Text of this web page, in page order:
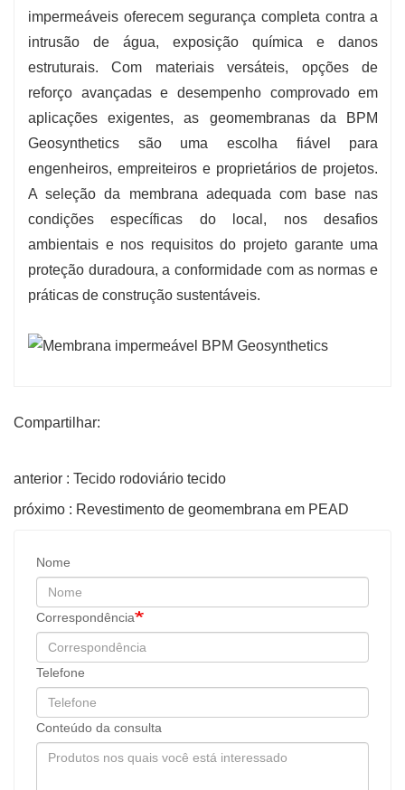
impermeáveis ​​oferecem segurança completa contra a
intrusão de água, exposição química e danos
estruturais. Com materiais versáteis, opções de
reforço avançadas e desempenho comprovado em
aplicações exigentes, as geomembranas da BPM
Geosynthetics são uma escolha fiável para
engenheiros, empreiteiros e proprietários de projetos.
A seleção da membrana adequada com base nas
condições específicas do local, nos desafios
ambientais e nos requisitos do projeto garante uma
proteção duradoura, a conformidade com as normas e
práticas de construção sustentáveis.
Compartilhar:
anterior : Tecido rodoviário tecido
próximo : Revestimento de geomembrana em PEAD
Nome
Correspondência
Telefone
Conteúdo da consulta